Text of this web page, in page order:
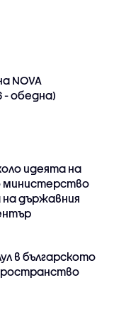
NOVA
- обедна)
идеята на
министерство
на държавния
в българското